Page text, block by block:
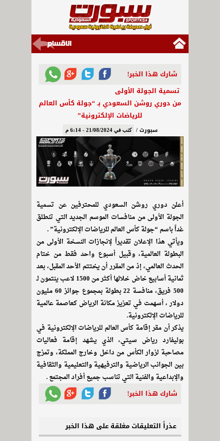
شارك هذا الخبر!
تسمية الجولة الأولى
من دوري روشن السعودي بـ “جولة كأس العالم
للرياضات الإلكترونية”
سبورت / كتب في 21/08/2024 - 6:14 م
أعلن دوري روشن السعودي للمحترفين عن تسمية
الجولة الأولى من منافسات الموسم الجديد التي تنطلق
غداً باسم “جولة كأس العالم للرياضات الإلكترونية” .
ويأتي هذا الإعلان تقديراً لإنجازات النسخة الأولى من
البطولة العالمية، وقبيل أسبوع واحد فقط من ختام
الحدث العالمي، إذ من المقرر أن يختتم الأحد المقبل، بعد
ثمانية أسابيع خاض خلالها أكثر من 1500 لاعب ينتمون لـ
500 فريق، منافسة 22 بطولة بمجموع جوائز 60 مليون
دولار ، أسهمت في تعزيز مكانة الرياض كعاصمة عالمية
للرياضات الإلكترونية.
يذكر أن مقر إقامة كأس العالم للرياضات الإلكترونية في
بوليفارد رياض سيتي، الذي يشهد إقامة فعاليات
مصاحبة لزوار الكأس من داخل وخارج المملكة، وتمزج
بين الجوانب الرياضية والترفيهية والتعليمية والثقافية
والإبداعية والفنية التي تناسب جميع أفراد المجتمع .
شارك هذا الخبر!
عذراً التعليقات مغلقة على هذا الخبر